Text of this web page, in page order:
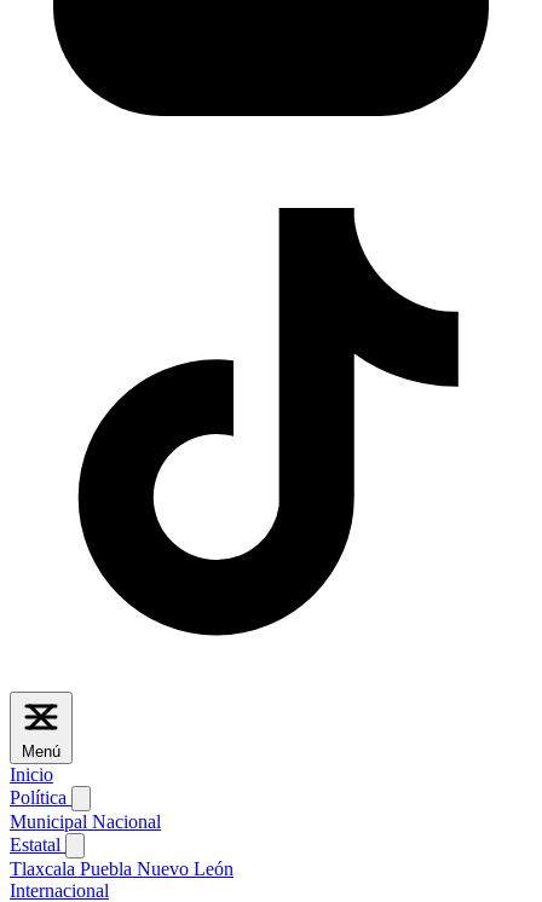
Menú
Inicio
Política
Municipal Nacional
Estatal
Tlaxcala Puebla Nuevo León
Internacional